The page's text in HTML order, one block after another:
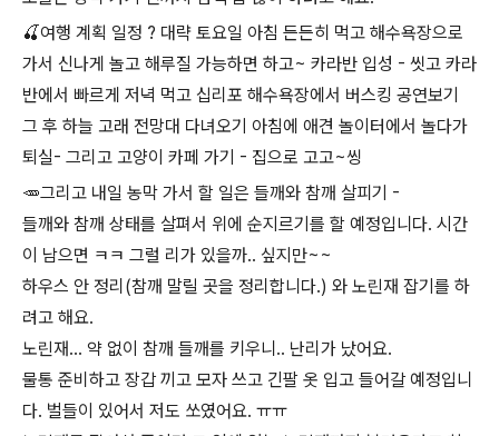
🍒여행 계획 일정 ? 대략 토요일 아침 든든히 먹고 해수욕장으로
가서 신나게 놀고 해루질 가능하면 하고~ 카라반 입성 - 씻고 카라
반에서 빠르게 저녁 먹고 십리포 해수욕장에서 버스킹 공연보기
그 후 하늘 고래 전망대 다녀오기 아침에 애견 놀이터에서 놀다가
퇴실- 그리고 고양이 카페 가기 - 집으로 고고~씽
🥕그리고 내일 농막 가서 할 일은 들깨와 참깨 살피기 -
들깨와 참깨 상태를 살펴서 위에 순지르기를 할 예정입니다. 시간
이 남으면 ㅋㅋ 그럴 리가 있을까.. 싶지만~~
하우스 안 정리(참깨 말릴 곳을 정리합니다.) 와 노린재 잡기를 하
려고 해요.
노린재... 약 없이 참깨 들깨를 키우니.. 난리가 났어요.
물통 준비하고 장갑 끼고 모자 쓰고 긴팔 옷 입고 들어갈 예정입니
다. 벌들이 있어서 저도 쏘였어요. ㅠㅠ